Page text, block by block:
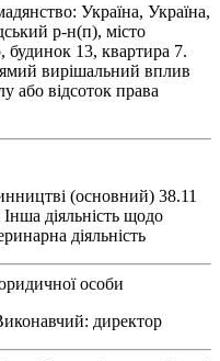
Україна, Україна,
р-н(п), місто
будинок 13, квартира 7.
вирішальний вплив
або відсоток права
(основний) 38.11
діяльність щодо
діяльність
особи
директор